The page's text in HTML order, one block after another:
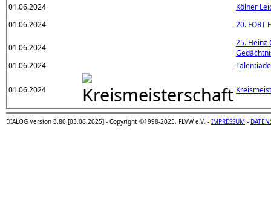
01.06.2024
Kölner
01.06.2024
20. FORT
01.06.2024
25. Heinz
01.06.2024
01.06.2024
DIALOG Version 3.80 [03.06.2025] - Copyright ©1998-2025, FLVW e.V. - IMPRESSUM -